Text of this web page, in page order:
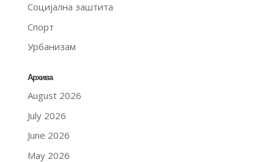
Социјална заштита
Спорт
Урбанизам
Архива
August 2026
July 2026
June 2026
May 2026